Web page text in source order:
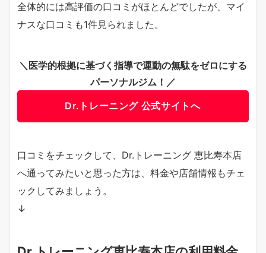
全体的には高評価の口コミがほとんどでしたが、マイ
ナスな口コミも1件見られました。
＼医学的根拠に基づく指導で運動の無駄をゼロにする
パーソナルジム！／
Dr.トレーニング 公式サイトへ
口コミをチェックして、Dr.トレーニング 恵比寿本店
へ通ってみたいと思った方は、料金や店舗情報もチェ
ックしてみましょう。
↓